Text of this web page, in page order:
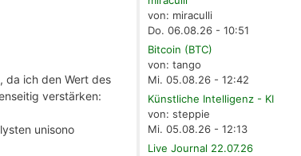
da ich den Wert des
verstärken:
unisono
von: miraculli
Do. 06.08.26 - 10:51
Bitcoin (BTC)
von: tango
Mi. 05.08.26 - 12:42
Künstliche Intelligenz - KI
von: steppie
Mi. 05.08.26 - 12:13
Live Journal 22.07.26